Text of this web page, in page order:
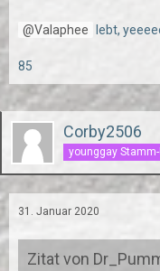
Valaphee lebt,
85
Corby2506
younggay
31. Januar 2020
Zitat von